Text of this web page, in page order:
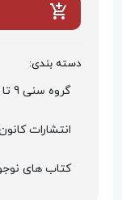
دسته بندی:
گروه سنی 9 تا 12سال ,
انتشارات
کتاب های